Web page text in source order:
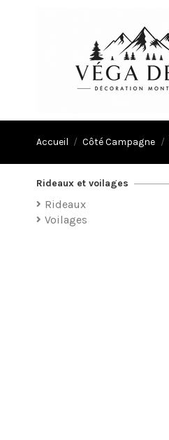
Accueil Côté Campagne
Rideaux et voilages
Rideaux
Voilages